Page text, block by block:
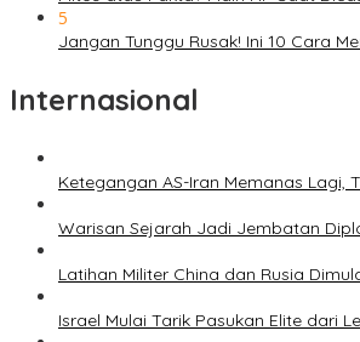
5
Jangan Tunggu Rusak! Ini 10 Cara
Internasional
Ketegangan AS-Iran Memanas Lagi,
Warisan Sejarah Jadi Jembatan
Latihan Militer China dan Rusia
Israel Mulai Tarik Pasukan Elite dari